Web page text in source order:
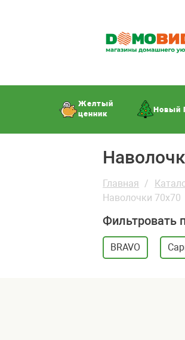
Желтый
ценник
Новый
Главная
Наволочки 70х70
Фильтровать
BRAVO